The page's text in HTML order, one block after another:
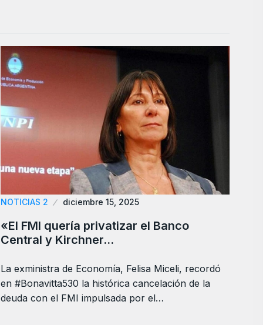
NOTICIAS 2 diciembre 15, 2025
«El FMI quería privatizar el Banco
Central y Kirchner…
La exministra de Economía, Felisa Miceli, recordó
en #Bonavitta530 la histórica cancelación de la
deuda con el FMI impulsada por el…